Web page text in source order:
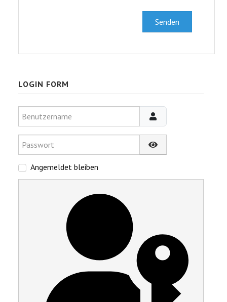
Senden
LOGIN FORM
Benutzername
Passwort
Passwort anzeigen
Angemeldet bleiben